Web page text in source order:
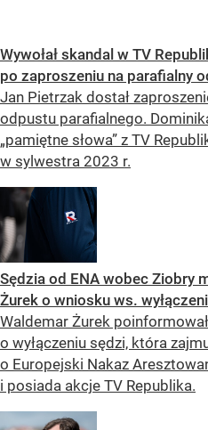
Wywołał skandal w TV
po zaproszeniu na parafialny
Jan Pietrzak dostał
odpustu parafialnego.
„pamiętne słowa” z TV
w sylwestra 2023 r.
Sędzia od ENA wobec Ziobry
Żurek o wniosku ws.
Waldemar Żurek
o wyłączeniu sędzi, która
o Europejski Nakaz
i posiada akcje TV Republika.